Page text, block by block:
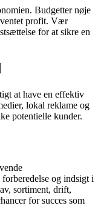
Budgetter nøje
profit. Vær
for at sikre en
at have en effektiv
lokal reklame og
potentielle kunder.
og indsigt i
sortiment, drift,
for succes som